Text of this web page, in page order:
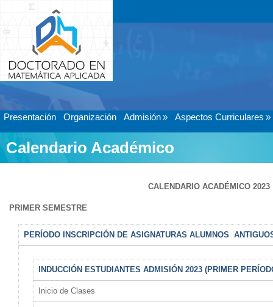
Presentación Organización Admisión» Aspectos Curriculares »
Calendario Académico
CALENDARIO ACADÉMICO 2023
PRIMER SEMESTRE
PERÍODO INSCRIPCIÓN DE ASIGNATURAS ALUMNOS
INDUCCIÓN ESTUDIANTES ADMISIÓN 2023 (PRIMER
Inicio de Clases